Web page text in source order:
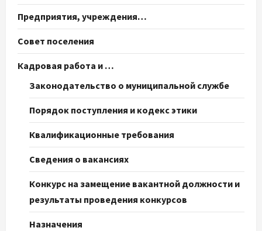
Предприятия, учреждения…
Совет поселения
Кадровая работа и …
Законодательство о муниципальной службе
Порядок поступления и кодекс этики
Квалификационные требования
Сведения о вакансиях
Конкурс на замещение вакантной должности и
результаты проведения конкурсов
Назначения